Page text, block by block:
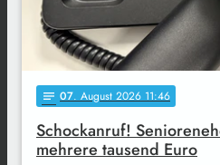
notes 07. August 2026 11:46
Schockanruf!
mehrere tausend Euro